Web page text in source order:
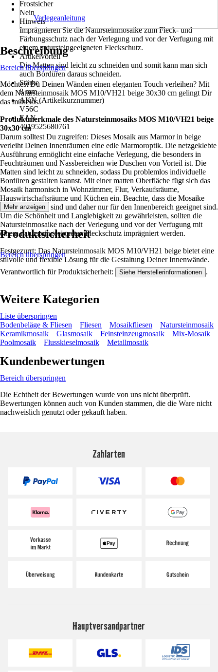
Frostsicher
Nein
Hinweis
Imprägnieren Sie die Natursteinmosaike zum Fleck- und
Färbungsschutz nach der Verlegung und vor der Verfugung mit
einem natursteingeeigneten Fleckschutz.
Artikelvorteil
Die Matten sind leicht zu schneiden und somit kann man sich
auch Bordüren daraus schneiden.
Stärke
8 mm
AKN (Artikelkurznummer)
V56C
EAN
4019525680761
Verlegeanleitung
Beschreibung
Bereich überspringen
Möchtest Du Deinen Wänden einen eleganten Touch verleihen? Mit
dem Natursteinmosaik MOS M10/VH21 beige 30x30 cm gelingt Dir
das mühelos.
Produktmerkmale des Natursteinmosaiks MOS M10/VH21 beige
30x30 cm
Darum solltest Du zugreifen: Dieses Mosaik aus Marmor in beige
verleiht Deinen Innenräumen eine edle Marmoroptik. Die netzgeklebte
Ausführung ermöglicht eine einfache Verlegung, die besonders in
Feuchträumen und Nassbereichen wie Duschen von Vorteil ist. Die
Matten sind leicht zu schneiden, sodass Du problemlos individuelle
Bordüren gestalten kannst. Mit einer matten Oberfläche fügt sich das
Mosaik harmonisch in Wohnzimmer, Flur, Verkaufsräume,
Hauswirtschaftsräume und Küchen ein. Beachte, dass die Mosaike
nicht frostsicher sind und daher nur für den Innenbereich geeignet sind.
Um die Schönheit und Langlebigkeit zu gewährleisten, sollten die
Natursteinmosaike nach der Verlegung und vor der Verfugung mit
einem natursteingeeigneten Fleckschutz imprägniert werden.
Festgezurrt: Das Natursteinmosaik MOS M10/VH21 beige bietet eine
stilvolle und flexible Lösung für die Gestaltung Deiner Innenwände.
Mehr anzeigen
Produktsicherheit
Bereich überspringen
Verantwortlich für Produktsicherheit: Siehe Herstellerinformationen .
Weitere Kategorien
Liste überspringen
Bodenbeläge & Fliesen
Fliesen Mosaikfliesen
Natursteinmosaik
Keramikmosaik
Glasmosaik Feinsteinzeugmosaik
Mix-Mosaik
Poolmosaik
Flusskieselmosaik Metallmosaik
Kundenbewertungen
Bereich überspringen
Die Echtheit der Bewertungen wurde von uns nicht überprüft.
Bewertungen können auch von Kunden stammen, die die Ware nicht
nachweislich genutzt oder gekauft haben.
Zahlarten
Hauptversandpartner